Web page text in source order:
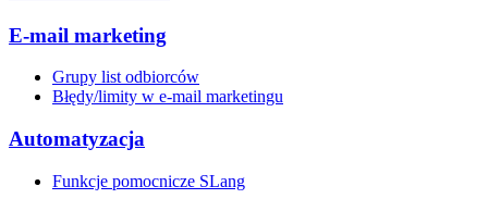
E-mail marketing
Grupy list odbiorców
Błędy/limity w e-mail marketingu
Automatyzacja
Funkcje pomocnicze SLang